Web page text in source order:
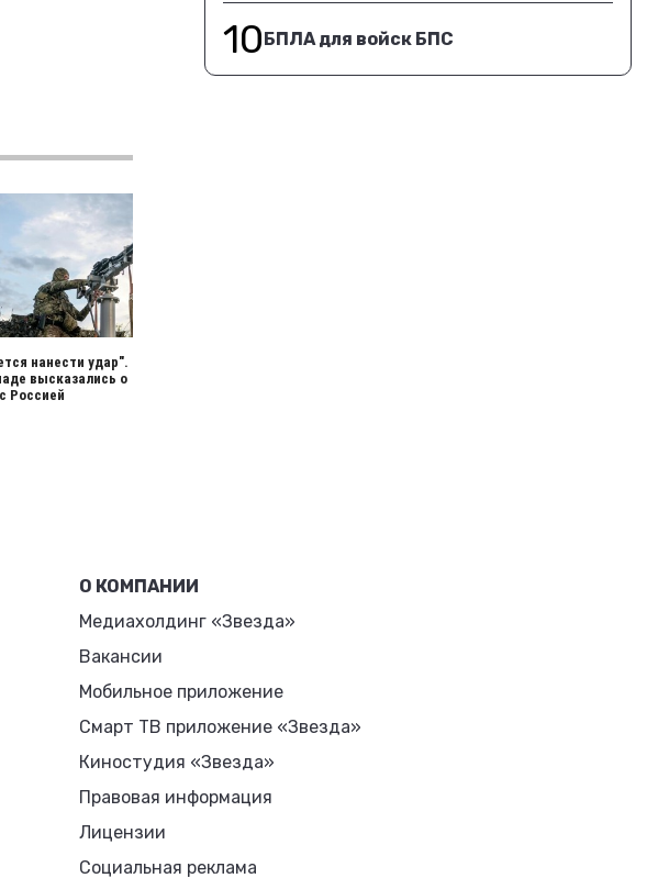
нанести удар".
высказались о
Россией
10БПЛА для войск БПС
О КОМПАНИИ
Медиахолдинг «Звезда»
Вакансии
Мобильное приложение
Смарт ТВ приложение «Звезда»
Киностудия «Звезда»
Правовая информация
Лицензии
Социальная реклама